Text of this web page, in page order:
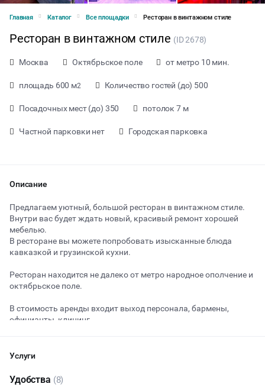
Главная Каталог Все площадки Ресторан в винтажном стиле
Ресторан в винтажном стиле (ID 2678)
Москва Октябрьское поле от метро 10 мин.
площадь 600 м2 Количество гостей (до) 500
Посадочных мест (до) 350 потолок 7 м
Частной парковки нет Городская парковка
Описание
Предлагаем уютный, большой ресторан в винтажном стиле.
Внутри вас будет ждать новый, красивый ремонт хорошей
мебелью.
В ресторане вы можете попробовать изысканные блюда
кавказкой и грузинской кухни.
Ресторан находится не далеко от метро народное ополчение и
октябрьское поле.
В стоимость аренды входит выход персонала, бармены,
официанты, клининг
Услуги
Удобства (8)
от 15000 ₽ за час
ВЕЧЕРИНКИ
Начало Окончание